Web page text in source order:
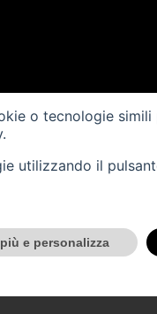
o tecnologie
.
utilizzando il
e personalizza